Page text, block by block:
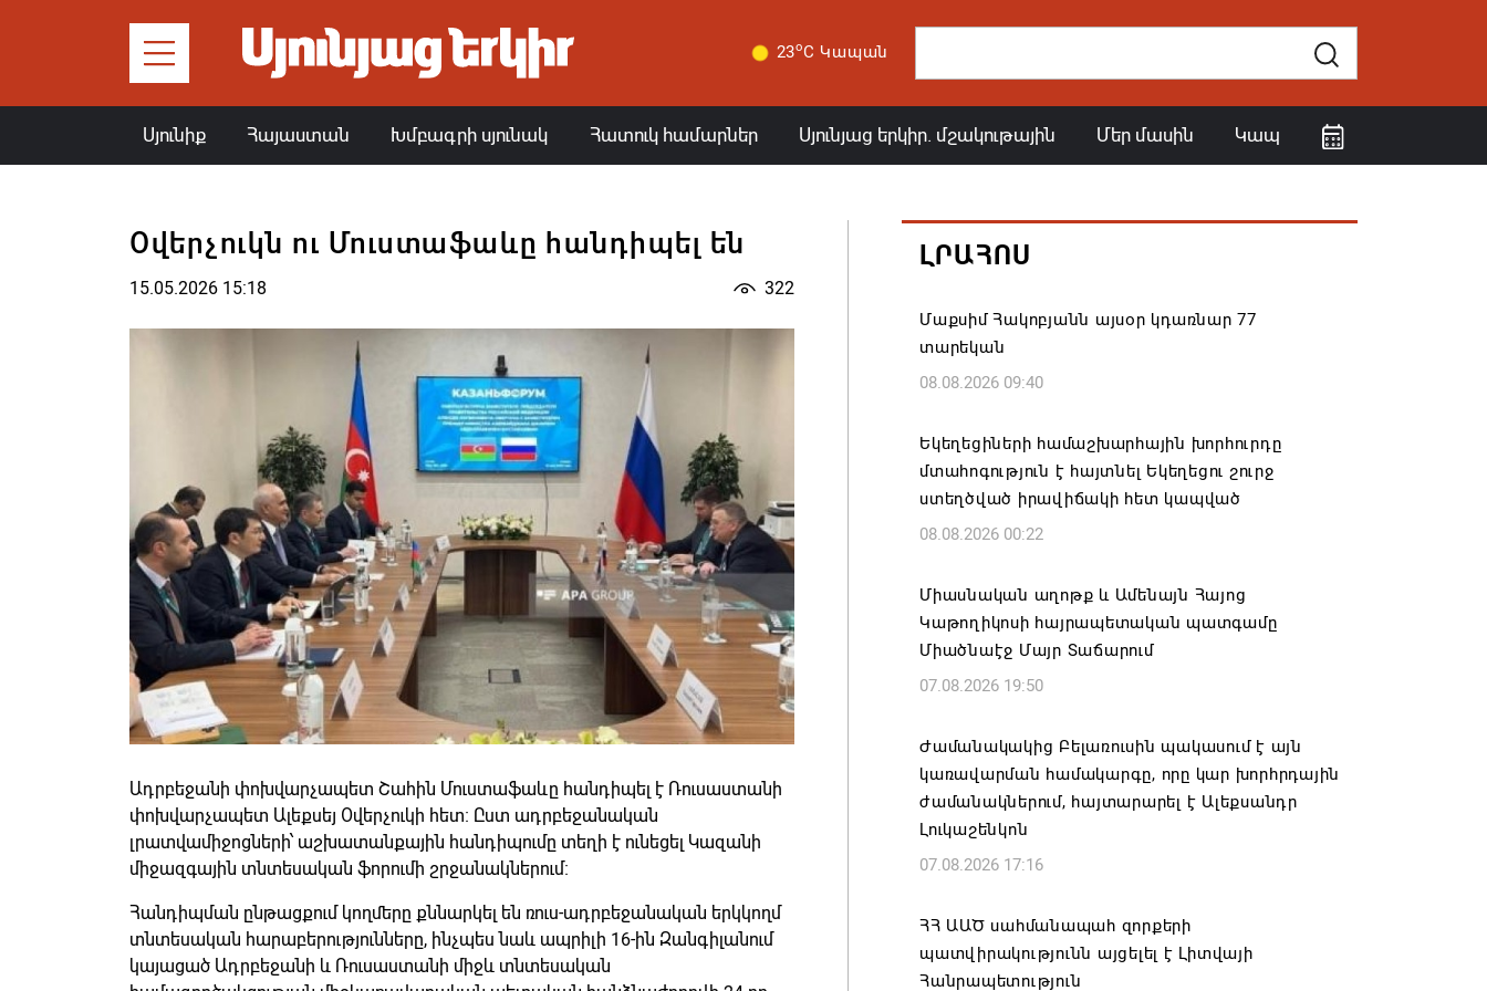
23oC Կապան
Սյունիք Հայաստան Խմբագրի սյունակ Հատուկ համարներ Սյունյաց երկիր. մշակութային Մեր մասին Կապ
Օվերչուկն ու Մուստաֆաևը հանդիպել են
15.05.2026 15:18 322
Ադրբեջանի փոխվարչապետ Շահին Մուստաֆաևը հանդիպել է Ռուսաստանի
փոխվարչապետ Ալեքսեյ Օվերչուկի հետ։ Ըստ ադրբեջանական
լրատվամիջոցների՝ աշխատանքային հանդիպումը տեղի է ունեցել Կազանի
միջազգային տնտեսական ֆորումի շրջանակներում։
Հանդիպման ընթացքում կողմերը քննարկել են ռուս-ադրբեջանական երկկողմ
տնտեսական հարաբերությունները, ինչպես նաև ապրիլի 16-ին Զանգիլանում
կայացած Ադրբեջանի և Ռուսաստանի միջև տնտեսական
ԼՐԱՀՈՍ
Մաքսիմ Հակոբյանն այսօր կդառնար 77
տարեկան
08.08.2026 09:40
Եկեղեցիների համաշխարհային խորհուրդը
մտահոգություն է հայտնել Եկեղեցու շուրջ
ստեղծված իրավիճակի հետ կապված
08.08.2026 00:22
Միասնական աղոթք և Ամենայն Հայոց
Կաթողիկոսի հայրապետական պատգամը
Միածնաէջ Մայր Տաճարում
07.08.2026 19:50
Ժամանակակից Բելառուսին պակասում է այն
կառավարման համակարգը, որը կար խորհրդային
ժամանակներում, հայտարարել է Ալեքսանդր
Լուկաշենկոն
07.08.2026 17:16
ՀՀ ԱԱԾ սահմանապահ զորքերի
պատվիրակությունն այցելել է Լիտվայի
Հանրապետություն